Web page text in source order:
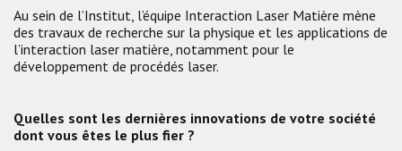
Au sein de l’Institut, l’équipe Interaction Laser Matière mène
des travaux de recherche sur la physique et les applications de
l’interaction laser matière, notamment pour le
développement de procédés laser.
Quelles sont les dernières innovations de votre société
dont vous êtes le plus fier ?